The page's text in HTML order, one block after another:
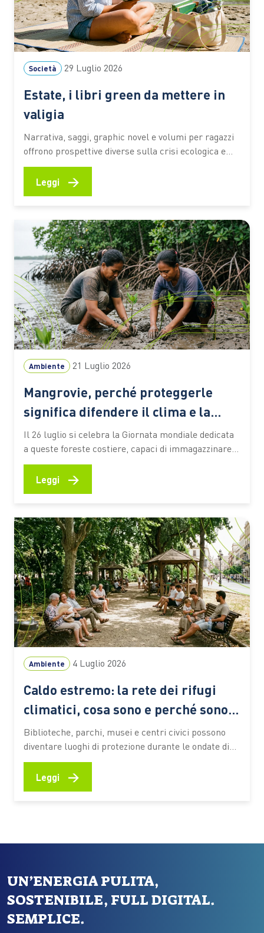
Società 29 Luglio 2026
Estate, i libri green da mettere in
valigia
Narrativa, saggi, graphic novel e volumi per ragazzi
offrono prospettive diverse sulla crisi ecologica e
sul rapporto tra persone e ambiente. I titoli
premiati dal Premio Demetra 2026 diventano una
chi mette in valigia un…
Leggi →
Ambiente 21 Luglio 2026
Mangrovie, perché proteggerle
significa difendere il clima e la
biodiversità
Il 26 luglio si celebra la Giornata mondiale dedicata
a queste foreste costiere, capaci di immagazzinare
CO2, attenuare gli effetti degli eventi estremi e
sostenere la vita e le economie di milioni di persone
territori…
Leggi →
Ambiente 4 Luglio 2026
Caldo estremo: la rete dei rifugi
climatici, cosa sono e perché sono
sempre più importanti
Biblioteche, parchi, musei e centri civici possono
diventare luoghi di protezione durante le ondate di
calore. Ecco come funzionano queste reti urbane,
quali benefici offrono alle persone più vulnerabili e
Leggi →
UN’ENERGIA PULITA,
SOSTENIBILE, FULL DIGITAL.
SEMPLICE.